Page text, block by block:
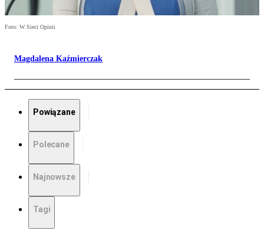
Foto: W Sieci Opinii
Magdalena Kaźmierczak
Powiązane
Polecane
Najnowsze
Tagi